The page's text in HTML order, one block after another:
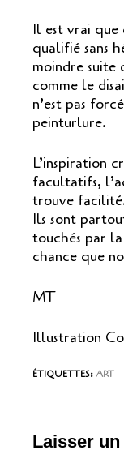
Il est vrai que
qualifié sans
moindre
comme le
n’est pas
peinturlure.
L’inspiration
facultatifs,
trouve
Ils sont
touchés par
chance que
MT
Illustration
ÉTIQUETTES: ART
Laisser